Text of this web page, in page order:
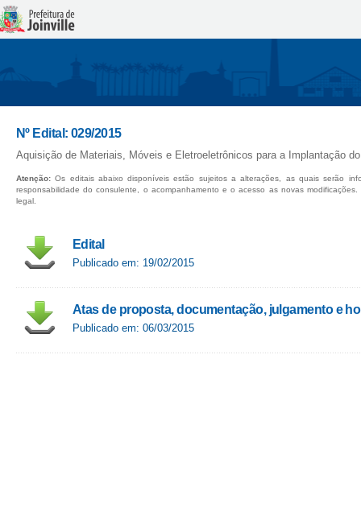
Nº Edital: 029/2015
Aquisição de Materiais, Móveis e Eletroeletrônicos para a Implantação
Atenção: Os editais abaixo disponíveis estão sujeitos a alterações, as quais serão
responsabilidade do consulente, o acompanhamento e o acesso as novas
legal.
Edital
Publicado em: 19/02/2015
Atas de proposta, documentação, julgamento e
Publicado em: 06/03/2015